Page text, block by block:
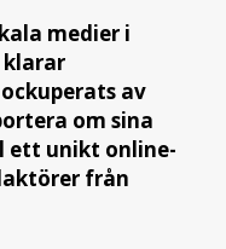
medier i
klarar
av
om sina
ett unikt online-
från